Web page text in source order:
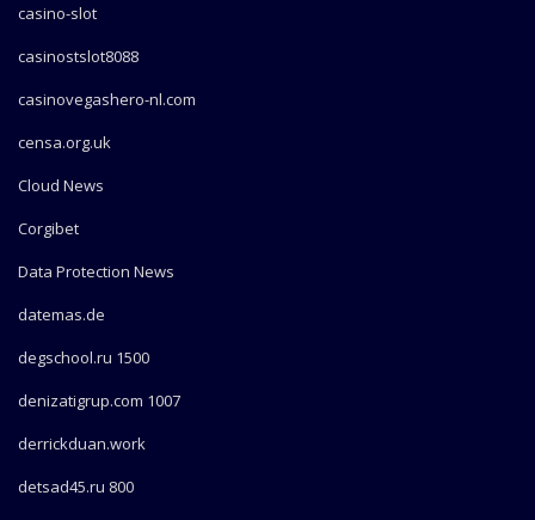
casino-slot
casinostslot8088
casinovegashero-nl.com
censa.org.uk
Cloud News
Corgibet
Data Protection News
datemas.de
degschool.ru 1500
denizatigrup.com 1007
derrickduan.work
detsad45.ru 800